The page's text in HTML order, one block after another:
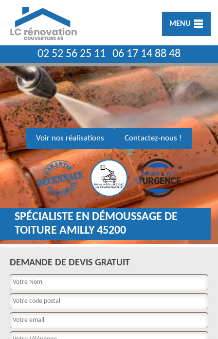
MENU
02 52 56 25 11 06 17 14 88 48
Voir nos réalisations Contactez-nous !
SPÉCIALISTE EN DÉMOUSSAGE DE
TOITURE AMILLY 45200
DEMANDE DE DEVIS GRATUIT